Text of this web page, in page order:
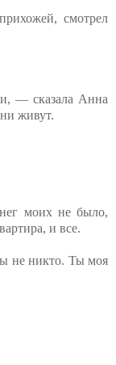
смотрел
— сказала Анна
живут.
моих не было,
и все.
не никто. Ты моя